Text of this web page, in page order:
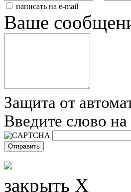
написать на e-mail
Ваше
Защита от
Введите слово на
закрыть X